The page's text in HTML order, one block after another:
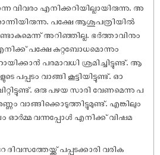
വിവരം എനിക്കറിയില്ലായിരുന്നു. അ
പക്ഷേ ആശുപത്രിയിൽ
അറിഞ്ഞില്ല. ഭർത്താവിനും
പക്ഷേ കുറ്റബോധമൊന്നും
പരമാവധി ശ്രമിച്ചിട്ടുണ്ട്. ആ
പപ്പടം വാങ്ങി കൂട്ടിയിട്ടുണ്ട്. ഓ
ഒരു പഴയ സാരി വേണമെന്നു പ
വാങ്ങിക്കൊടുത്തിട്ടുമുണ്ട്. എങ്കിലും
ഓർമ്മ വന്നപ്പോൾ എനിക്ക് വിഷമ
പപ്പടക്കാരി വരിക